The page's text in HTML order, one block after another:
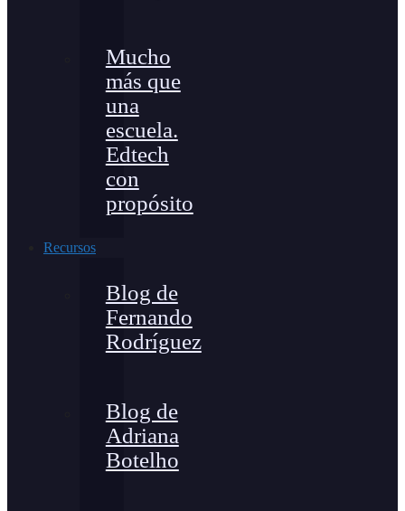
Mucho
más que
una
escuela.
Edtech
con
propósito
Recursos
Blog de
Fernando
Rodríguez
Blog de
Adriana
Botelho